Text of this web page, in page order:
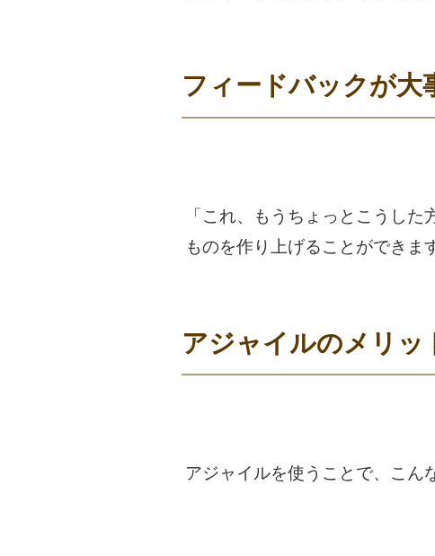
フィードバックが大
「これ、もうちょっとこうし
ものを作り上げることができま
アジャイルのメリッ
アジャイルを使うことで、こん